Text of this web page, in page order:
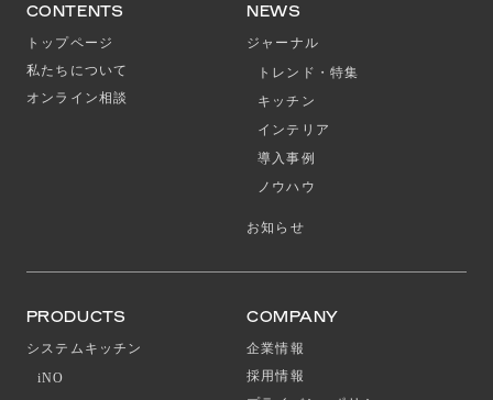
CONTENTS
トップページ
私たちについて
オンライン相談
NEWS
ジャーナル
トレンド・特集
キッチン
インテリア
導入事例
ノウハウ
お知らせ
PRODUCTS
システムキッチン
iNO
COMPANY
企業情報
採用情報